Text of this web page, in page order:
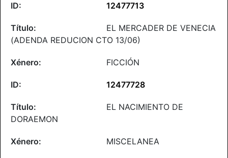
12477713
EL MERCADER DE VENECIA
(ADENDA REDUCION CTO 13/06)
FICCIÓN
12477728
EL NACIMIENTO DE
DORAEMON
MISCELANEA